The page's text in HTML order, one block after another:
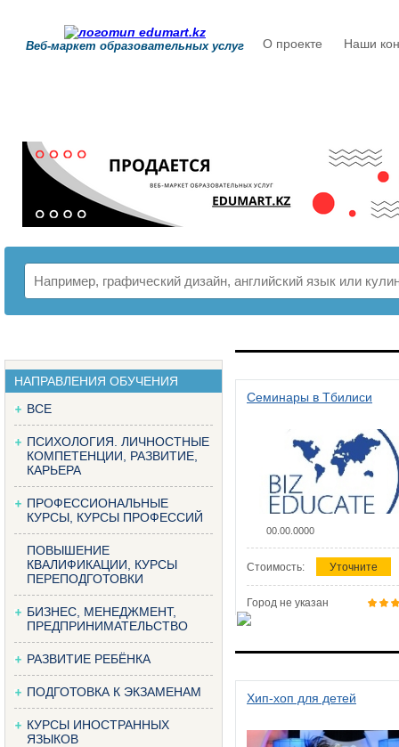
Веб-маркет образовательных услуг О проекте Наши
НАПРАВЛЕНИЯ ОБУЧЕНИЯ
ВСЕ
ПСИХОЛОГИЯ. ЛИЧНОСТНЫЕ
КОМПЕТЕНЦИИ, РАЗВИТИЕ,
КАРЬЕРА
ПРОФЕССИОНАЛЬНЫЕ
КУРСЫ, КУРСЫ ПРОФЕССИЙ
ПОВЫШЕНИЕ
КВАЛИФИКАЦИИ, КУРСЫ
ПЕРЕПОДГОТОВКИ
БИЗНЕС, МЕНЕДЖМЕНТ,
ПРЕДПРИНИМАТЕЛЬСТВО
РАЗВИТИЕ РЕБЁНКА
ПОДГОТОВКА К ЭКЗАМЕНАМ
КУРСЫ ИНОСТРАННЫХ
ЯЗЫКОВ
Семинары в Тбилиси
00.00.0000
Стоимость: Уточните
Город не указан
Хип-хоп для детей